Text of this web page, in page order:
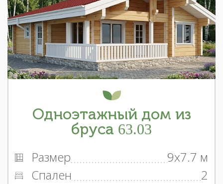
Одноэтажный дом из
бруса 63.03
Размер
9x7.7 м
Спален
2